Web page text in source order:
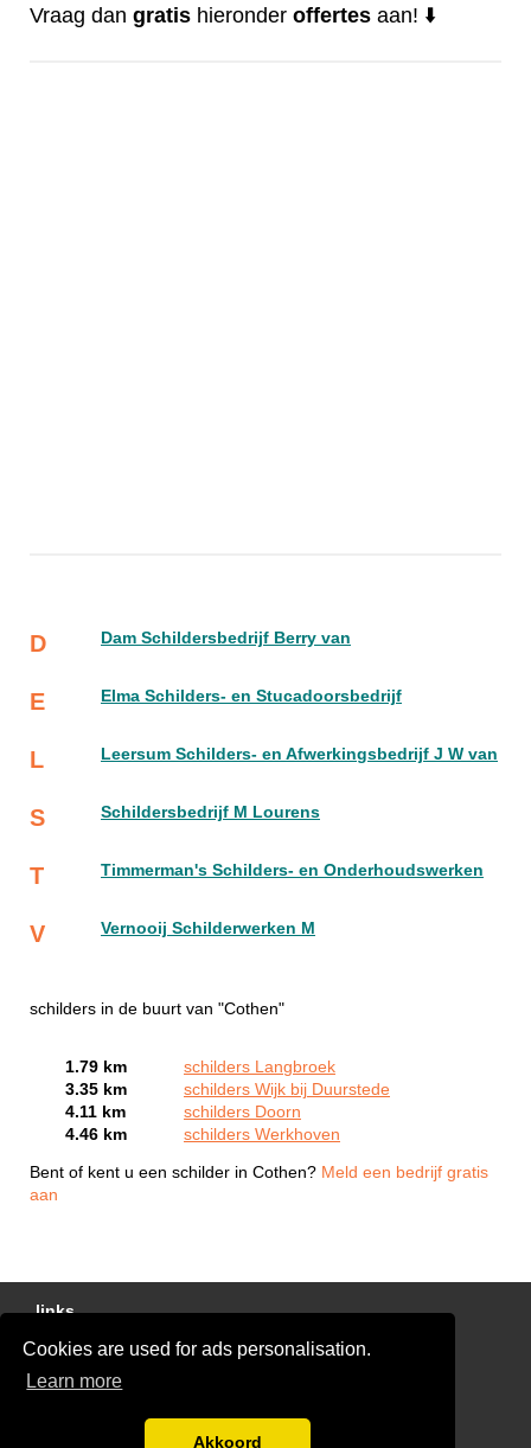
Cookies are used for ads personalisation.
Learn more
Akkoord
Vraag dan gratis hieronder offertes aan! ⬇️
D Dam Schildersbedrijf Berry van
E Elma Schilders- en Stucadoorsbedrijf
L Leersum Schilders- en Afwerkingsbedrijf J W van
S Schildersbedrijf M Lourens
T Timmerman's Schilders- en Onderhoudswerken
V Vernooij Schilderwerken M
schilders in de buurt van "Cothen"
1.79 km
schilders Langbroek
3.35 km
schilders Wijk bij Duurstede
4.11 km
schilders Doorn
4.46 km
schilders Werkhoven
Bent of kent u een schilder in Cothen? Meld een bedrijf gratis
aan
links
Gratis Schilder Offertes Vergelijken
glaszetter-nu.nl